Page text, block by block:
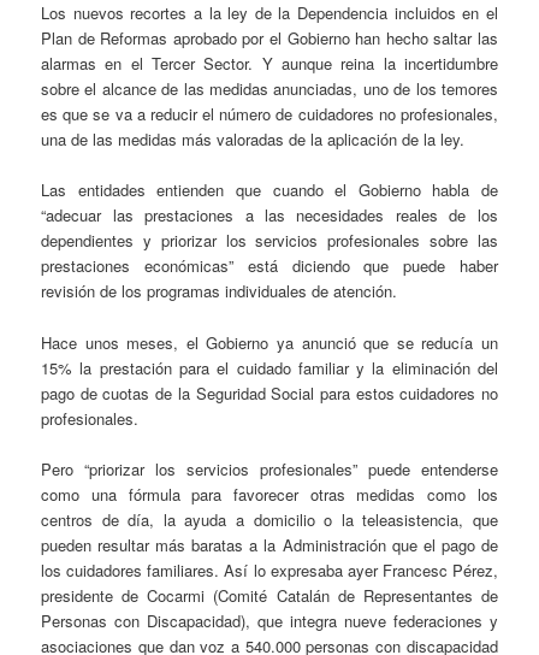
Los nuevos recortes a la ley de la Dependencia incluidos en el
Plan de Reformas aprobado por el Gobierno han hecho saltar las
alarmas en el Tercer Sector. Y aunque reina la incertidumbre
sobre el alcance de las medidas anunciadas, uno de los temores
es que se va a reducir el número de cuidadores no profesionales,
una de las medidas más valoradas de la aplicación de la ley.
Las entidades entienden que cuando el Gobierno habla de
“adecuar las prestaciones a las necesidades reales de los
dependientes y priorizar los servicios profesionales sobre las
prestaciones económicas” está diciendo que puede haber
revisión de los programas individuales de atención.
Hace unos meses, el Gobierno ya anunció que se reducía un
15% la prestación para el cuidado familiar y la eliminación del
pago de cuotas de la Seguridad Social para estos cuidadores no
profesionales.
Pero “priorizar los servicios profesionales” puede entenderse
como una fórmula para favorecer otras medidas como los
centros de día, la ayuda a domicilio o la teleasistencia, que
pueden resultar más baratas a la Administración que el pago de
los cuidadores familiares. Así lo expresaba ayer Francesc Pérez,
presidente de Cocarmi (Comité Catalán de Representantes de
Personas con Discapacidad), que integra nueve federaciones y
asociaciones que dan voz a 540.000 personas con discapacidad